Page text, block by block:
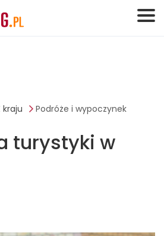
kraju Podróże i wypoczynek
turystyki w